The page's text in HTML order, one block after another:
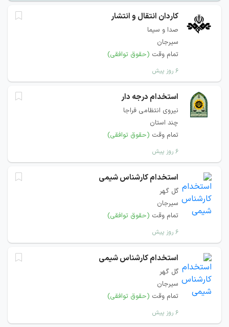
کاردان انتقال و انتشار
صدا و سیما
سیرجان
تمام وقت (حقوق توافقی)
۶ روز پیش
استخدام درجه دار
نیروی انتظامی فراجا
چند استان
تمام وقت (حقوق توافقی)
۶ روز پیش
استخدام کارشناس شیمی
گل گهر
سیرجان
تمام وقت (حقوق توافقی)
۶ روز پیش
استخدام کارشناس شیمی
گل گهر
سیرجان
تمام وقت (حقوق توافقی)
۶ روز پیش